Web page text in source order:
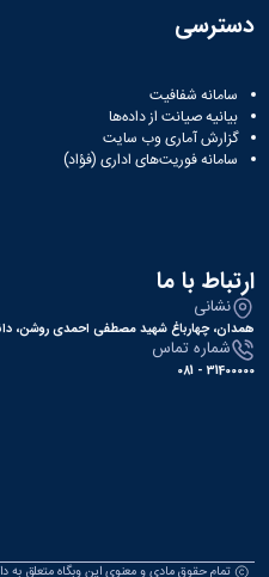
دسترسی
سامانه شفافیت
بیانیه صیانت از داده‌ها
گزارش آماری وب‌ سایت
سامانه فوریت‌های اداری (فؤاد)
ارتباط با ما
نشانی
همدان، چهارباغ شهید مصطفی احمدی روشن،
شماره تماس
31400000 - 081
تمام حقوق مادی و معنوی این وبگاه متعلق